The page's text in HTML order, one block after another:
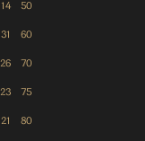
14 50
31 60
26 70
23 75
21 80